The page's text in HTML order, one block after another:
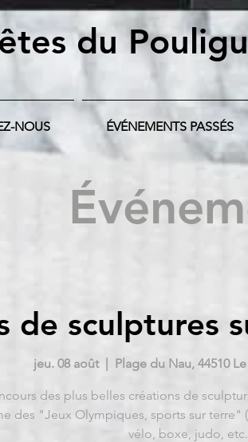
du
NOUS ÉVÉNEMENTS PASSÉS
de sculptures
jeu. 08 août
  |
Plage du Nau, 44510
des plus belles créations de
des "Jeux Olympiques, sports sur terre"
vélo, boxe, judo,